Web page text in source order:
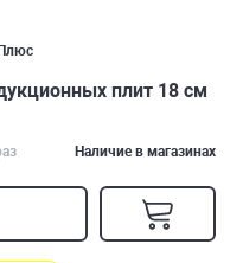
Плюс
плит 18 см
Наличие в магазинах